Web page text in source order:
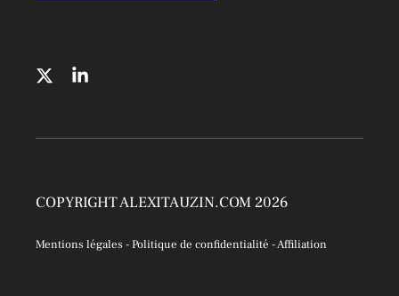
COPYRIGHT ALEXITAUZIN.COM 2026
Mentions légales -Politique de confidentialité -Affiliation